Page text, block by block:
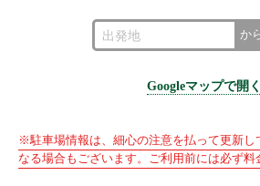
か
Googleマップで開く
※駐車場情報は、細心の注意を払って更新し
なる場合もございます。ご利用前には必ず料